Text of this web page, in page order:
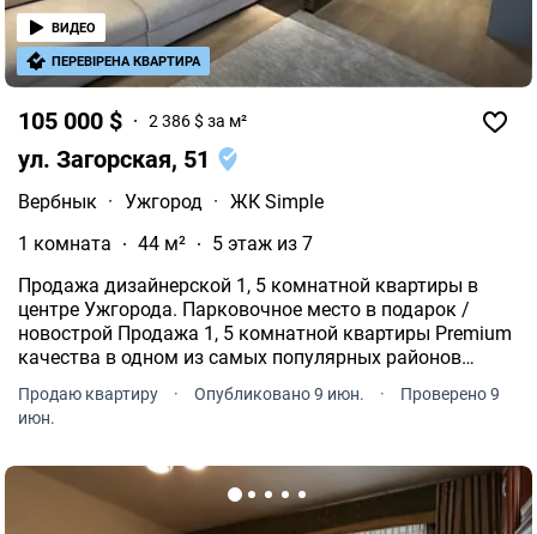
105 000 $ 2 386 $ за м²
ул. Загорская, 51
Вербнык · Ужгород · ЖК Simple
1 комната
44 м²
5 этаж из 7
Продажа дизайнерской 1, 5 комнатной квартиры в
центре Ужгорода. Парковочное место в подарок /
новострой Продажа 1, 5 комнатной квартиры Premium
качества в одном из самых популярных районов
Продаю квартиру · Опубликовано 9 июн. ·
Проверено 9
июн.
ВИДЕО
ПЕРЕВІРЕНА КВАРТИРА